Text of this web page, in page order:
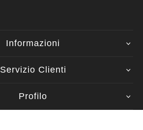
Informazioni
Servizio Clienti
Profilo